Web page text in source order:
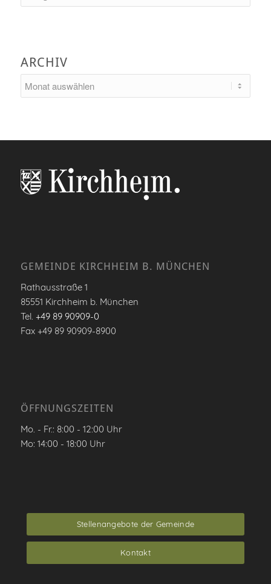
ARCHIV
GEMEINDE KIRCHHEIM B. MÜNCHEN
Rathausstraße 1
85551 Kirchheim b. München
Tel. +49 89 90909-0
Fax +49 89 90909-8900
ÖFFNUNGSZEITEN
Mo. - Fr.: 8:00 - 12:00 Uhr
Mo: 14:00 - 18:00 Uhr
Stellenangebote der Gemeinde
Kontakt